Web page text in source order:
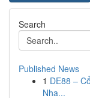
Search
Published News
1 DE88 –
Nha...